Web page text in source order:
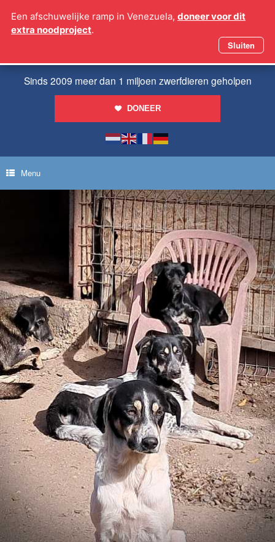
naar
Sinds 2009 meer dan 1 miljoen zwerfdieren geholpen
DONEER
Menu
Een afschuwelijke ramp in Venezuela, doneer voor dit
extra noodproject.
Sluiten